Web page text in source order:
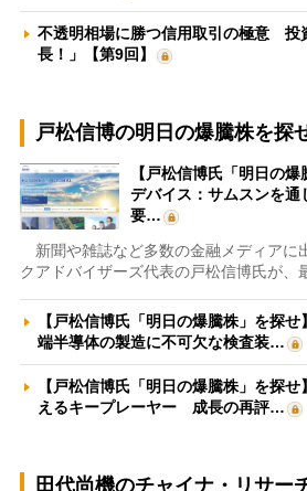
不透明相場に勝つ信用取引の極意 投
長！」【第9回】
戸松信博の明日の爆騰株を探
【戸松信博氏「明日の
デバイス：サムスンを
要…
新聞や雑誌など多数の金融メディアに
クアドバイザーズ代表の戸松信博氏が、
【戸松信博氏「明日の爆騰株」を探
端半導体の製造に不可欠な検査装…
【戸松信博氏「明日の爆騰株」を探
えるキープレーヤー 成長の再評…
田代尚機のチャイナ・リサー